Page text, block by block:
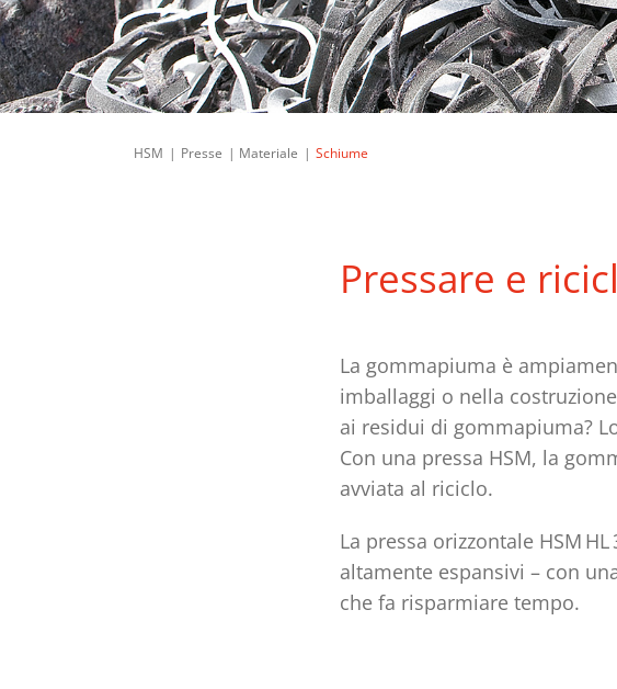
HSM Presse Materiale Schiume
Pressare e
La gommapiuma è
imballaggi o nella
ai residui di gommapiuma?
Con una pressa HSM, la
avviata al riciclo.
La pressa orizzontale HSM
altamente espansivi – con
che fa risparmiare tempo.